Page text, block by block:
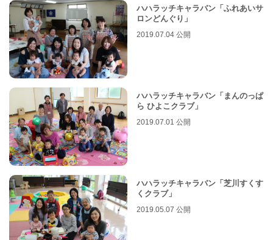
ハハラッチキャラバン「ふれあいサ
ロンどんぐり」
2019.07.04 公開
ハハラッチキャラバン「まんのっぱ
ら ひよこクラブ」
2019.07.01 公開
ハハラッチキャラバン「芝川すくす
くクラブ」
2019.05.07 公開